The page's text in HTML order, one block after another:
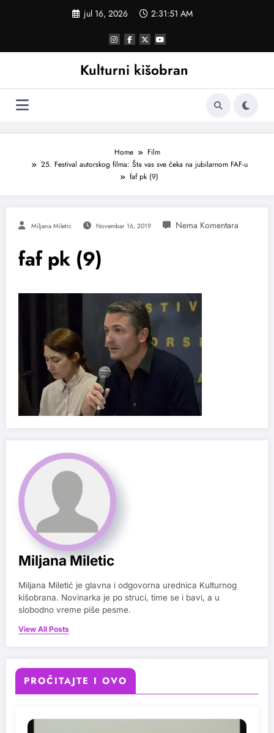
jul 16, 2026 2:31:51 AM
Kulturni kišobran
Home
Film
25. Festival autorskog filma: Šta vas sve čeka na jubilarnom FAF-u
faf pk (9)
Miljana Miletic Novembar 16, 2019
faf pk (9)
Miljana Miletic
Miljana Miletić je glavna i odgovorna urednica Kulturnog
kišobrana. Novinarka je po struci, time se i bavi, a u
slobodno vreme piše pesme.
View All Posts
PROČITAJTE I OVO